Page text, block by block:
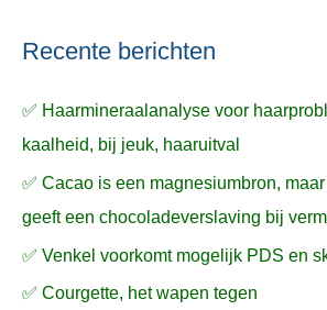
Recente berichten
✅ Haarmineraalanalyse voor
kaalheid, bij jeuk, haaruitval
✅ Cacao is een magnesiumbron,
geeft een chocoladeverslaving bij
✅ Venkel voorkomt mogelijk PDS en
✅ Courgette, het wapen tegen